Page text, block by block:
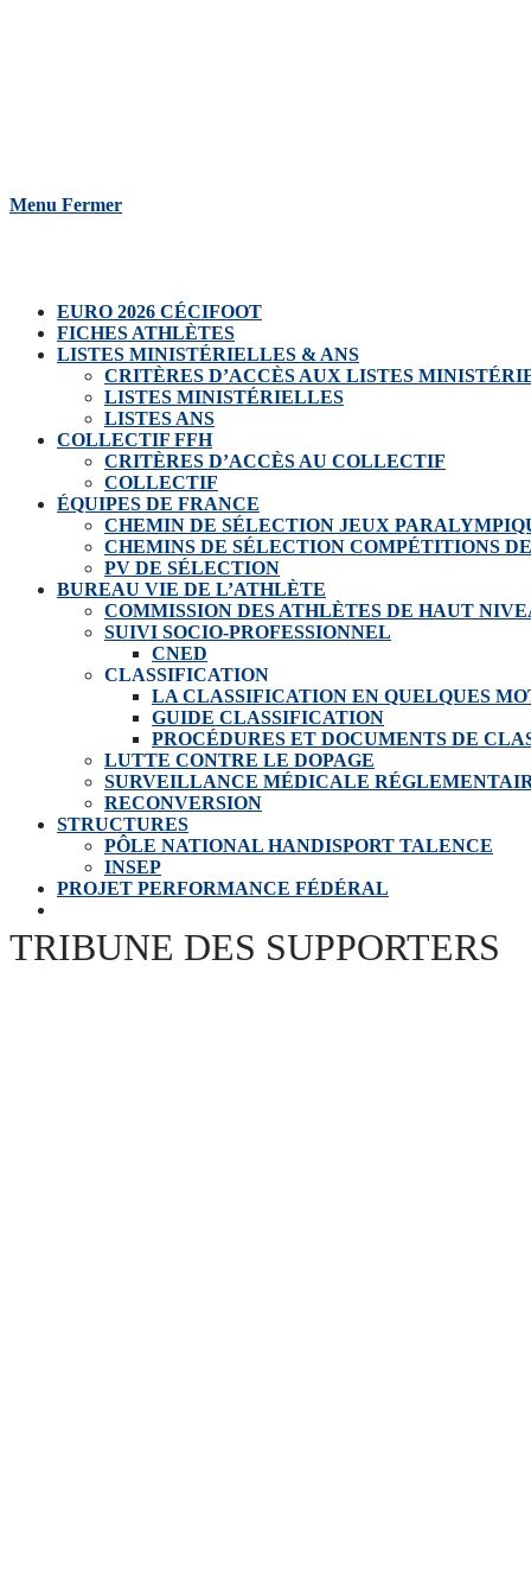
Menu Fermer
EURO 2026 CÉCIFOOT
FICHES ATHLÈTES
LISTES MINISTÉRIELLES & ANS
CRITÈRES D’ACCÈS AUX LISTES
LISTES MINISTÉRIELLES
LISTES ANS
COLLECTIF FFH
CRITÈRES D’ACCÈS AU COLLECTIF
COLLECTIF
ÉQUIPES DE FRANCE
CHEMIN DE SÉLECTION JEUX
CHEMINS DE SÉLECTION COMPÉTITIONS
PV DE SÉLECTION
BUREAU VIE DE L’ATHLÈTE
COMMISSION DES ATHLÈTES DE HAUT
SUIVI SOCIO-PROFESSIONNEL
CNED
CLASSIFICATION
LA CLASSIFICATION EN QUELQUES
GUIDE CLASSIFICATION
PROCÉDURES ET DOCUMENTS DE
LUTTE CONTRE LE DOPAGE
SURVEILLANCE MÉDICALE
RECONVERSION
STRUCTURES
PÔLE NATIONAL HANDISPORT TALENCE
INSEP
PROJET PERFORMANCE FÉDÉRAL
TRIBUNE DES SUPPORTERS